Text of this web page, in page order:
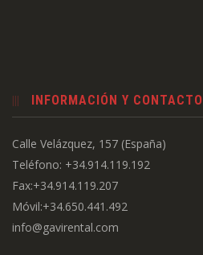
INFORMACIÓN Y CONTACTO
Calle Velázquez, 157 (España)
Teléfono: +34.914.119.192
Fax:+34.914.119.207
Móvil:+34.650.441.492
info@gavirental.com